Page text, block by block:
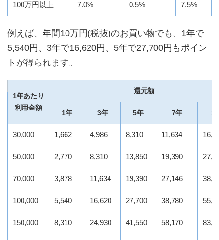
100万円以上 7.0% 0.5% 7.5%
例えば、年間10万円(税抜)のお買い物でも、1年で
5,540円、3年で16,620円、5年で27,700円もポイン
トが得られます。
1年あたり
利用金額
還元額
1年 3年 5年 7年
30,000 1,662 4,986 8,310 11,634
50,000 2,770 8,310 13,850 19,390
70,000 3,878 11,634 19,390 27,146
100,000 5,540 16,620 27,700 38,780
150,000 8,310 24,930 41,550 58,170